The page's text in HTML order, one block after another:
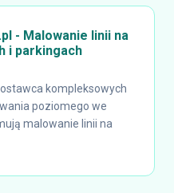
- Malowanie linii na
i parkingach
kompleksowych
poziomego we
malowanie linii na